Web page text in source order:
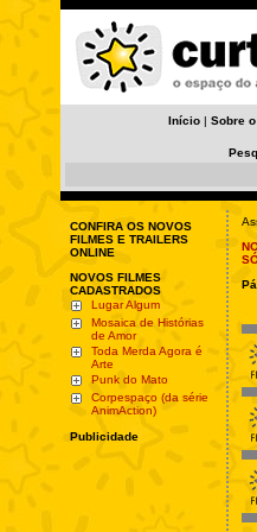
Início | Sobre
CONFIRA OS NOVOS
FILMES E TRAILERS
ONLINE
NOVOS FILMES
CADASTRADOS
Lugar Algum
Mosaica de Histórias
de Amor
Toda Merda Agora é
Arte
Punk do Mato
Corpespaço (da série
AnimAction)
Publicidade